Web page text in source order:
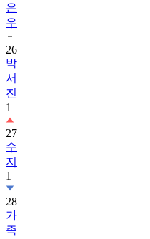
은
우
26
박
서
진
1
27
수
지
1
28
가
족